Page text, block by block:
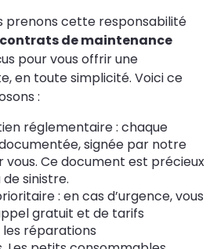
prenons cette responsabilité
contrats de maintenance
pour vous offrir une
en toute simplicité. Voici ce
:
réglementaire : chaque
signée par notre
Ce document est précieux
de sinistre.
: en cas d’urgence, vous
gratuit et de tarifs
réparations